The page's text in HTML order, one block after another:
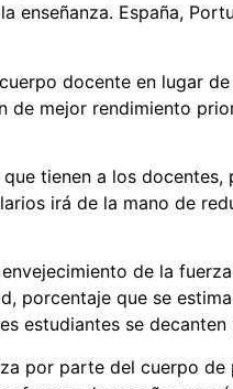
enseñanza. España,
docente en lugar
mejor rendimiento
tienen a los docentes,
irá de la mano de
de la
porcentaje que se
estudiantes se
por parte del cuerpo de